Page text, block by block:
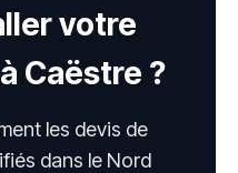
votre
Caëstre ?
les devis de
dans le Nord